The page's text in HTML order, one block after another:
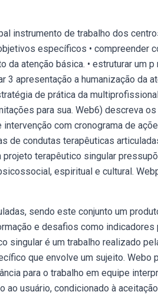
instrumento de trabalho dos
específicos • compreender
atenção básica. • estruturar um p
apresentação a humanização da
de prática da
para sua. Web6) descreva
com cronograma de
de condutas terapêuticas
terapêutico singular
espiritual e cultural.
sendo este conjunto um
e desafios como indicadores
singular é um trabalho realizado
que envolve um sujeito. Webo
para o trabalho em equipe
usuário, condicionado à